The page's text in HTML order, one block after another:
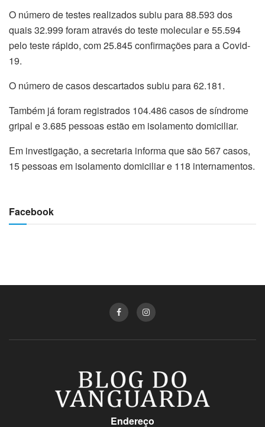
O número de testes realizados subiu para 88.593 dos
quais 32.999 foram através do teste molecular e 55.594
pelo teste rápido, com 25.845 confirmações para a Covid-
19.
O número de casos descartados subiu para 62.181.
Também já foram registrados 104.486 casos de síndrome
gripal e 3.685 pessoas estão em isolamento domiciliar.
Em investigação, a secretaria informa que são 567 casos,
15 pessoas em isolamento domiciliar e 118 internamentos.
Facebook
Endereço